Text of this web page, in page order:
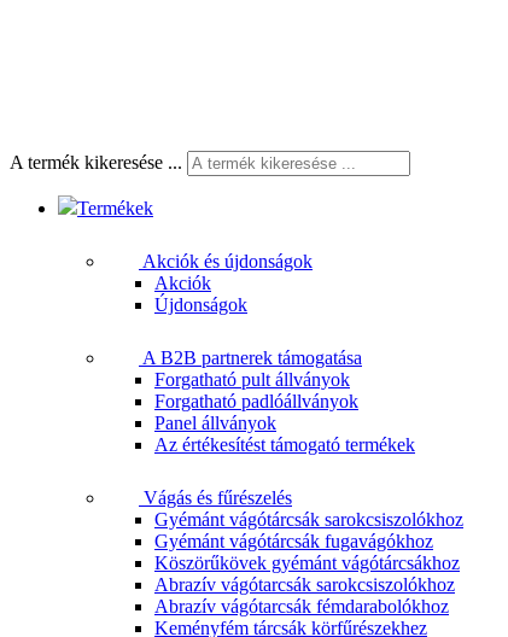
A termék kikeresése ...
Termékek
Akciók és újdonságok
Akciók
Újdonságok
A B2B partnerek támogatása
Forgatható pult állványok
Forgatható padlóállványok
Panel állványok
Az értékesítést támogató termékek
Vágás és fűrészelés
Gyémánt vágótárcsák sarokcsiszolókhoz
Gyémánt vágótárcsák fugavágókhoz
Köszörűkövek gyémánt vágótárcsákhoz
Abrazív vágótarcsák sarokcsiszolókhoz
Abrazív vágótarcsák fémdarabolókhoz
Keményfém tárcsák körfűrészekhez